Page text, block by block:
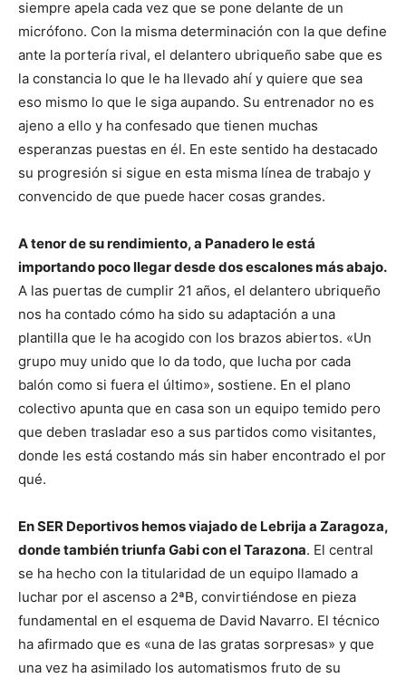
siempre apela cada vez que se pone delante de un
micrófono. Con la misma determinación con la que define
ante la portería rival, el delantero ubriqueño sabe que es
la constancia lo que le ha llevado ahí y quiere que sea
eso mismo lo que le siga aupando. Su entrenador no es
ajeno a ello y ha confesado que tienen muchas
esperanzas puestas en él. En este sentido ha destacado
su progresión si sigue en esta misma línea de trabajo y
convencido de que puede hacer cosas grandes.
A tenor de su rendimiento, a Panadero le está
importando poco llegar desde dos escalones más abajo.
A las puertas de cumplir 21 años, el delantero ubriqueño
nos ha contado cómo ha sido su adaptación a una
plantilla que le ha acogido con los brazos abiertos. «Un
grupo muy unido que lo da todo, que lucha por cada
balón como si fuera el último», sostiene. En el plano
colectivo apunta que en casa son un equipo temido pero
que deben trasladar eso a sus partidos como visitantes,
donde les está costando más sin haber encontrado el por
qué.
En SER Deportivos hemos viajado de Lebrija a Zaragoza,
donde también triunfa Gabi con el Tarazona. El central
se ha hecho con la titularidad de un equipo llamado a
luchar por el ascenso a 2ªB, convirtiéndose en pieza
fundamental en el esquema de David Navarro. El técnico
ha afirmado que es «una de las gratas sorpresas» y que
una vez ha asimilado los automatismos fruto de su